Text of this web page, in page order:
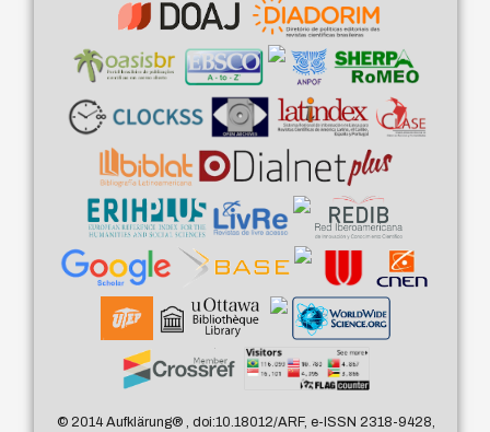
© 2014 Aufklärung®, doi:10.18012/ARF, e-ISSN 2318-9428,